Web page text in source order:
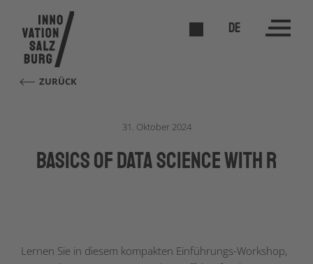
DE
ZURÜCK
31. Oktober 2024
Basics of Data Science with R
Lernen Sie in diesem kompakten Einführungs-Workshop,